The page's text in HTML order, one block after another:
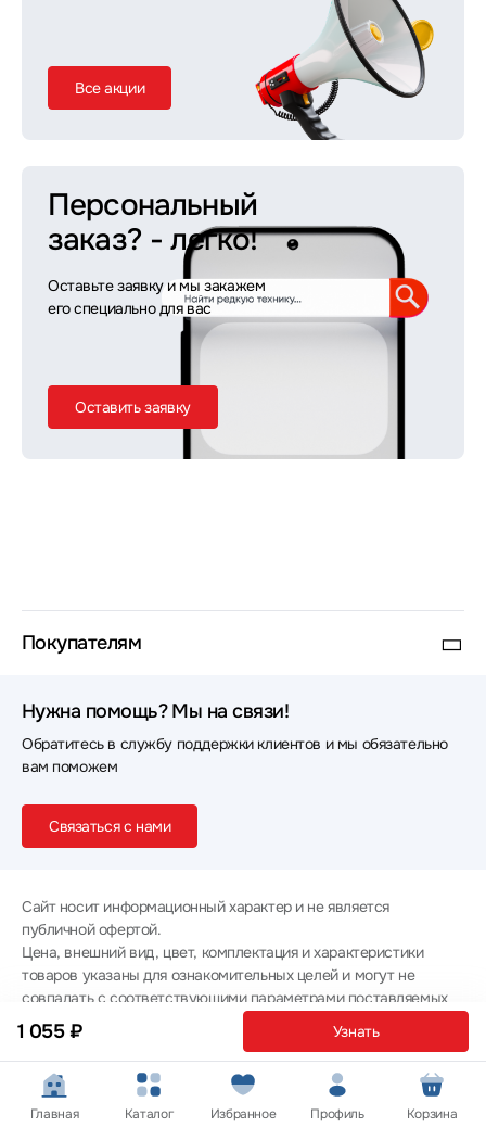
1 055 ₽ Узнать
Все акции
Персональный
заказ? - легко!
Оставьте заявку и мы закажем
его специально для вас
Оставить заявку
Покупателям
Нужна помощь? Мы на связи!
Обратитесь в службу поддержки клиентов и мы обязательно
вам поможем
Связаться с нами
Сайт носит информационный характер и не является
публичной офертой.
Цена, внешний вид, цвет, комплектация и характеристики
товаров указаны для ознакомительных целей и могут не
совпадать с соответствующими параметрами поставляемых
товаров - уточняйте информацию у менеджера при
оформлении заказа.
Политика конфиденциальности
© 2012 — 2026 ООО «Эпл Тэк»
Главная Каталог Избранное Профиль Корзина